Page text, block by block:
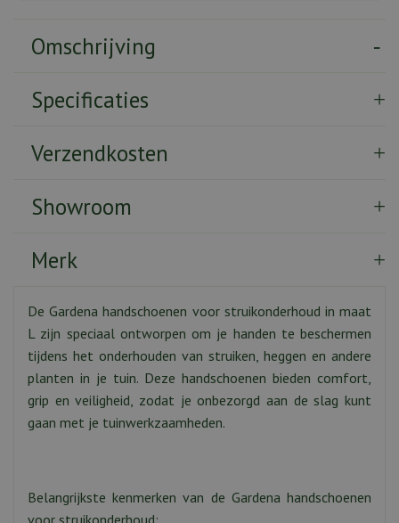
Omschrijving
Specificaties
Verzendkosten
Showroom
Merk
De Gardena handschoenen voor struikonderhoud in maat
L zijn speciaal ontworpen om je handen te beschermen
tijdens het onderhouden van struiken, heggen en andere
planten in je tuin. Deze handschoenen bieden comfort,
grip en veiligheid, zodat je onbezorgd aan de slag kunt
gaan met je tuinwerkzaamheden.
Belangrijkste kenmerken van de Gardena handschoenen
voor struikonderhoud: